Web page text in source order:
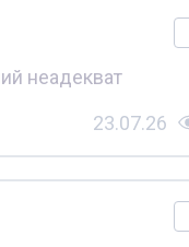
неадекват
23.07.26